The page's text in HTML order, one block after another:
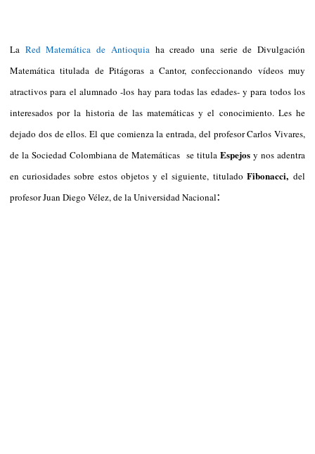
La Red Matemática de Antioquiaha creado una serie de Divulgación
Matemática titulada de Pitágoras a Cantor, confeccionando vídeos muy
atractivos para el alumnado -los hay para todas las edades- y para todos los
interesados por la historia de las matemáticas y el conocimiento. Les he
dejado dos de ellos. El que comienza la entrada, del profesor Carlos Vivares,
de la Sociedad Colombiana de Matemáticas se titula Espejos y nos adentra
en curiosidades sobre estos objetos y el siguiente, titulado Fibonacci, del
profesor Juan Diego Vélez, de la Universidad Nacional: